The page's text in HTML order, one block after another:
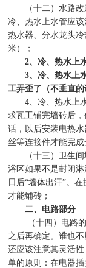
（十二）水路改
冷、热水上水管应该
热水器、分水龙头
米）；
2、冷、热水上
3、冷、热水上
工弄歪了（不垂直
4、冷、热水上
求瓦工铺完墙砖后
话，以后安装电热
丝等连接件才能完成
（十三）卫生间
浴区如果不是封闭
日后“墙体出汗”。在
才能铺砖；
二、电路部分
（十四）电路
之后再确定。谁也
还应该注意其灵活
单的原则：在电器